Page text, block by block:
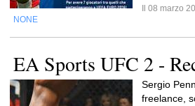
Il 08 marzo
NONE
EA Sports UFC 2 -
Sergio
freelance,